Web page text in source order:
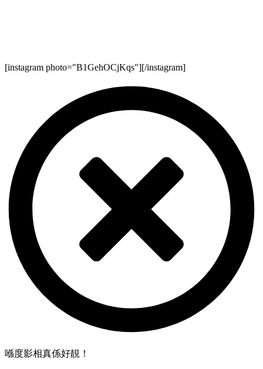
[instagram photo="B1GehOCjKqs"][/instagram]
喺度影相真係好靚！